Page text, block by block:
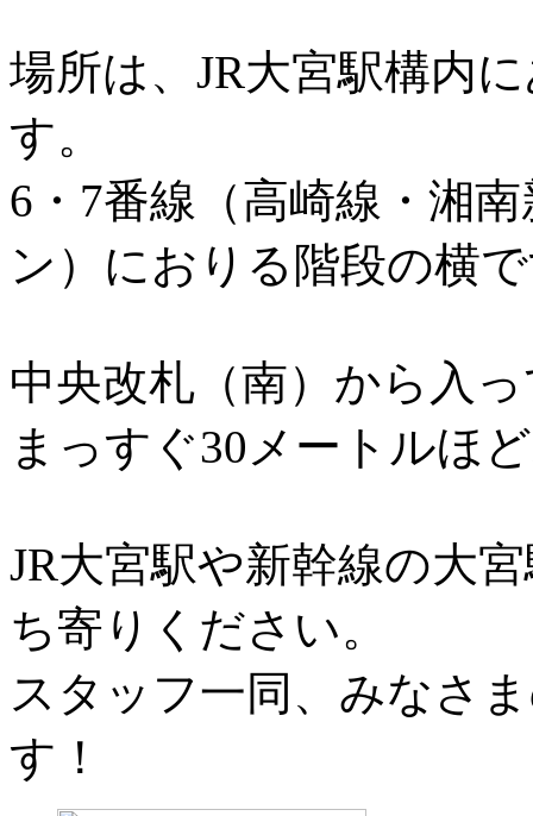
場所は、JR大宮駅構内
す。
6・7番線（高崎線・湘
ン）におりる階段の横
中央改札（南）から入
まっすぐ30メートルほ
JR大宮駅や新幹線の大
ち寄りください。
スタッフ一同、みなさ
す！